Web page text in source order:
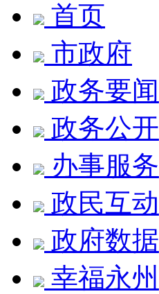
首页
市政府
政务要闻
政务公开
办事服务
政民互动
政府数据
幸福永州